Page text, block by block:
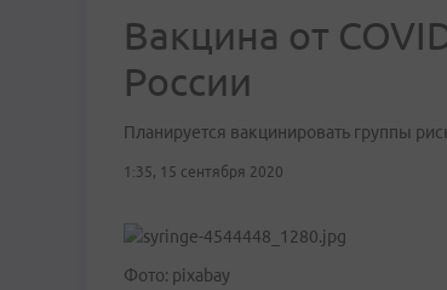
Вакцина от
России
Планируется вакцинировать группы
1:35, 15 сентября 2020
Фото: pixabay